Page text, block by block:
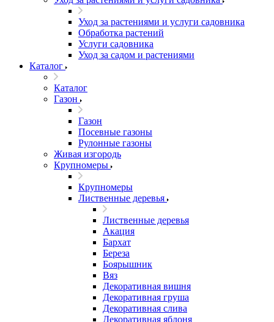
Уход за растениями и услуги садовника
Обработка растений
Услуги садовника
Уход за садом и растениями
Каталог
Каталог
Газон
Газон
Посевные газоны
Рулонные газоны
Живая изгородь
Крупномеры
Крупномеры
Лиственные деревья
Лиственные деревья
Акация
Бархат
Береза
Боярышник
Вяз
Декоративная вишня
Декоративная груша
Декоративная слива
Декоративная яблоня